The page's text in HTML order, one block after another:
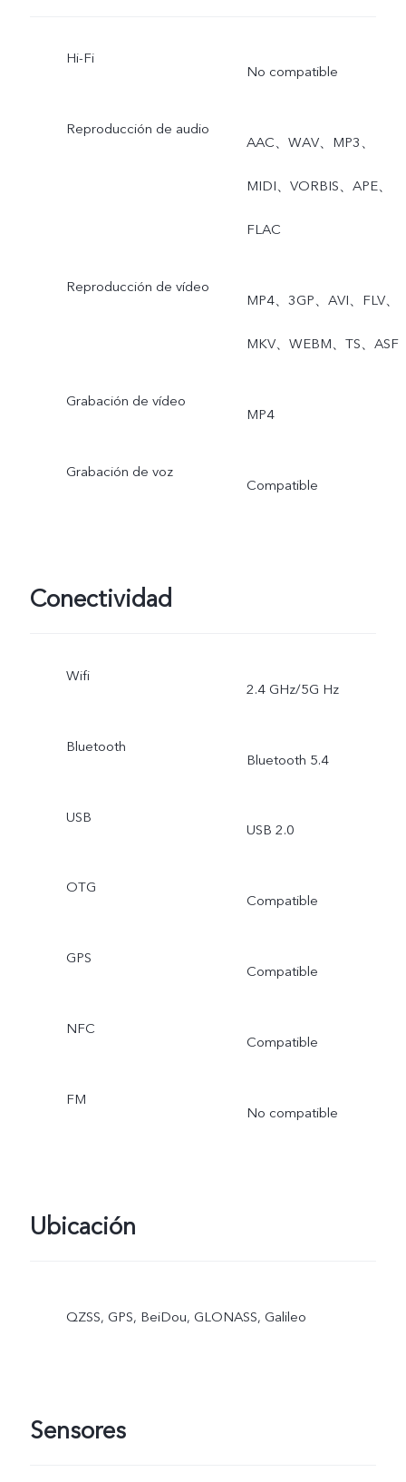
dual, Foto en vivo,
Macro，Vista dual，
Comida，Astro，
Hi-Fi
No compatible
Reproducción de audio
AAC、WAV、MP3、
MIDI、VORBIS、APE、
FLAC
Reproducción de vídeo
MP4、3GP、AVI、FLV、
MKV、WEBM、TS、ASF
Grabación de vídeo
MP4
Grabación de voz
Compatible
Conectividad
Wifi
2.4 GHz/5G Hz
Bluetooth
Bluetooth 5.4
USB
USB 2.0
OTG
Compatible
GPS
Compatible
NFC
Compatible
FM
No compatible
Ubicación
QZSS, GPS, BeiDou, GLONASS, Galileo
Sensores